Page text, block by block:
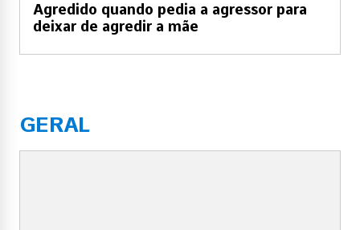
Agredido quando pedia a agressor para
deixar de agredir a mãe
GERAL